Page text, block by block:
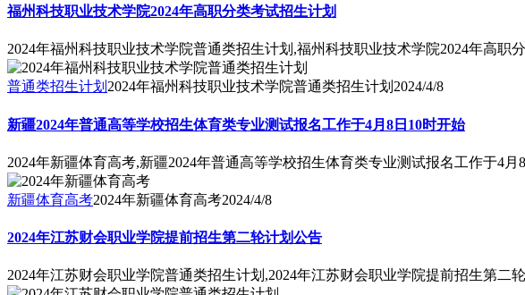
福州科技职业技术学院2024年高职分类考试招生计划
2024年福州科技职业技术学院普通类招生计划,福州科技职业技术学院2024年高职
普通类招生计划 2024年福州科技职业技术学院普通类招生计划 2024/4/8
新疆2024年普通高等学校招生体育类专业测试报名工作于4月8日10时开始
2024年新疆体育高考,新疆2024年普通高等学校招生体育类专业测试报名工作于4月
新疆体育高考2024年新疆体育高考2024/4/8
2024年江苏财会职业学院提前招生第二轮计划公告
2024年江苏财会职业学院普通类招生计划,2024年江苏财会职业学院提前招生第二